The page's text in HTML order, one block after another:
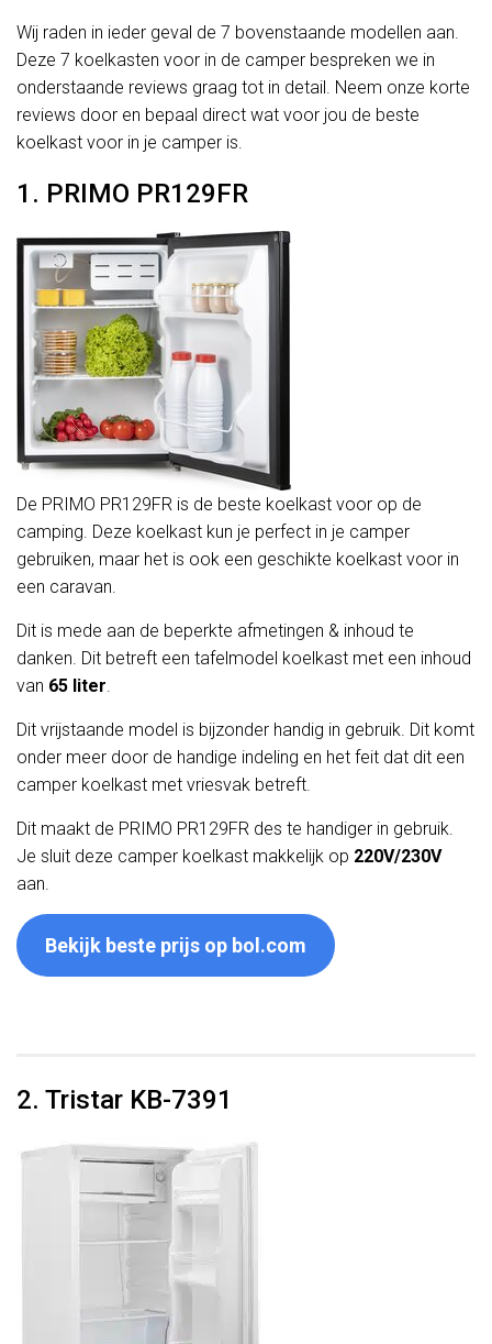
Wij raden in ieder geval de 7 bovenstaande modellen aan.
Deze 7 koelkasten voor in de camper bespreken we in
onderstaande reviews graag tot in detail. Neem onze korte
reviews door en bepaal direct wat voor jou de beste
koelkast voor in je camper is.
1. PRIMO PR129FR
De PRIMO PR129FR is de beste koelkast voor op de
camping. Deze koelkast kun je perfect in je camper
gebruiken, maar het is ook een geschikte koelkast voor in
een caravan.
Dit is mede aan de beperkte afmetingen & inhoud te
danken. Dit betreft een tafelmodel koelkast met een inhoud
van 65 liter.
Dit vrijstaande model is bijzonder handig in gebruik. Dit komt
onder meer door de handige indeling en het feit dat dit een
camper koelkast met vriesvak betreft.
Dit maakt de PRIMO PR129FR des te handiger in gebruik.
Je sluit deze camper koelkast makkelijk op 220V/230V
aan.
Bekijk beste prijs op bol.com
2. Tristar KB-7391